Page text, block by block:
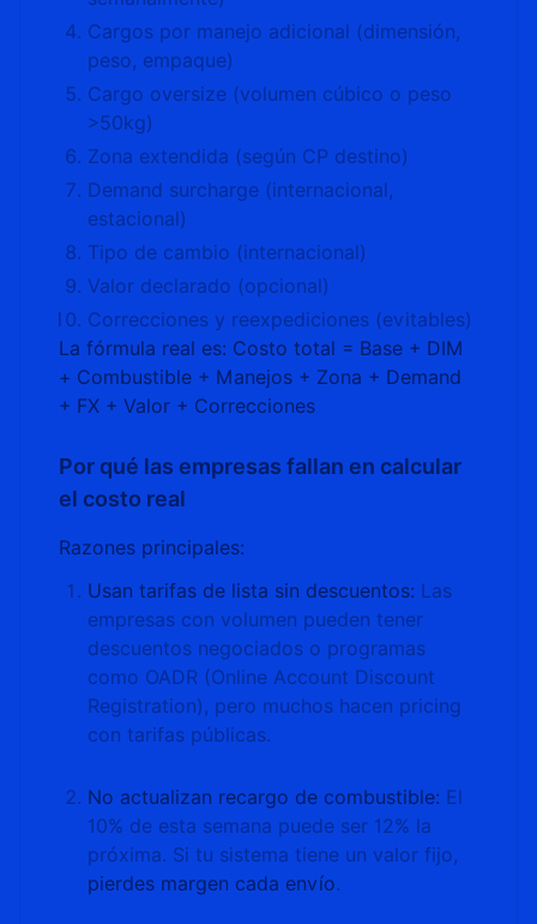
Cargos por manejo adicional (dimensión,
peso, empaque)
Cargo oversize (volumen cúbico o peso
>50kg)
Zona extendida (según CP destino)
Demand surcharge (internacional,
estacional)
Tipo de cambio (internacional)
Valor declarado (opcional)
Correcciones y reexpediciones (evitables)
La fórmula real es: Costo total = Base + DIM
+ Combustible + Manejos + Zona + Demand
+ FX + Valor + Correcciones
Por qué las empresas fallan en calcular
el costo real
Razones principales:
Usan tarifas de lista sin descuentos: Las
empresas con volumen pueden tener
descuentos negociados o programas
como OADR (Online Account Discount
Registration), pero muchos hacen pricing
con tarifas públicas.
No actualizan recargo de combustible: El
10% de esta semana puede ser 12% la
próxima. Si tu sistema tiene un valor fijo,
pierdes margen cada envío.